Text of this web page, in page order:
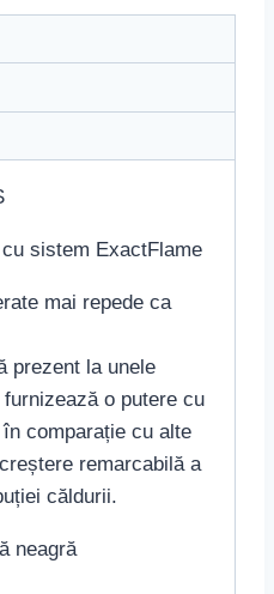
sistem ExactFlame
mai repede ca
prezent la unele
o putere cu
comparație cu alte
remarcabilă a
căldurii.
neagră